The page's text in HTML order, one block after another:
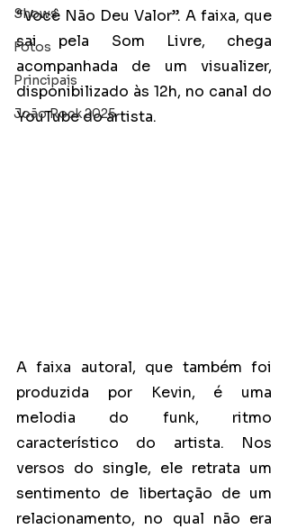
Shows
Fotos
Principais
João Rock 2025
“Você Não Deu Valor”. A faixa, que
sai pela Som Livre, chega
acompanhada de um visualizer,
disponibilizado às 12h, no canal do
YouTube do artista.
A faixa autoral, que também foi
produzida por Kevin, é uma
melodia do funk, ritmo
característico do artista. Nos
versos do single, ele retrata um
sentimento de libertação de um
relacionamento, no qual não era